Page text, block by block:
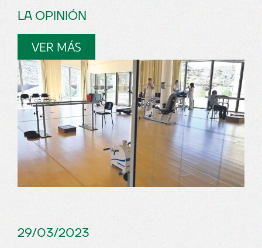
LA OPINIÓN
VER MÁS
29/03/2023